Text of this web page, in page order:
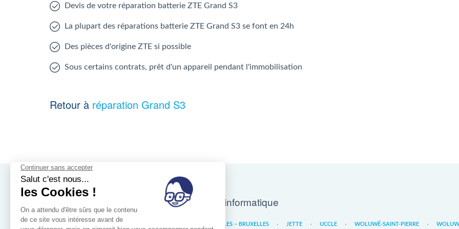
Devis de votre réparation batterie ZTE Grand S3
La plupart des réparations batterie ZTE Grand S3 se font en 24h
Des pièces d'origine ZTE si possible
Sous certains contrats, prêt d'un appareil pendant l'immobilisation
Retour à réparation Grand S3
Nos magasins d'informatique
IXELLES – BRUXELLES JETTE UCCLE WOLUWÉ-SAINT-PIERRE